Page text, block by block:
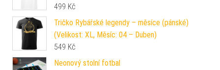
499 Kč
Tričko Rybářské legendy – měsíce (pánské)
(Velikost: XL, Měsíc: 04 – Duben)
549 Kč
Neonový stolní fotbal